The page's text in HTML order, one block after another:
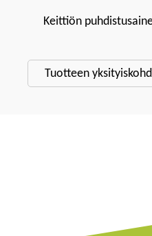
Keittiön
Tuotteen